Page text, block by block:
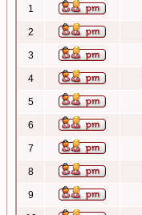
1
2
3
4
5
6
7
8
9